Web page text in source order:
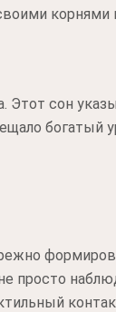
Этот сон
богатый
просто